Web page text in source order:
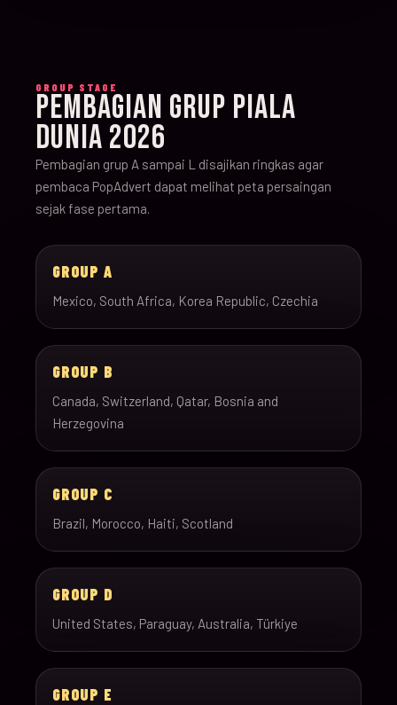
GROUP STAGE
PEMBAGIAN GRUP PIALA
DUNIA 2026
Pembagian grup A sampai L disajikan ringkas agar
pembaca PopAdvert dapat melihat peta persaingan
sejak fase pertama.
GROUP A
Mexico, South Africa, Korea Republic, Czechia
GROUP B
Canada, Switzerland, Qatar, Bosnia and
Herzegovina
GROUP C
Brazil, Morocco, Haiti, Scotland
GROUP D
United States, Paraguay, Australia, Türkiye
GROUP E